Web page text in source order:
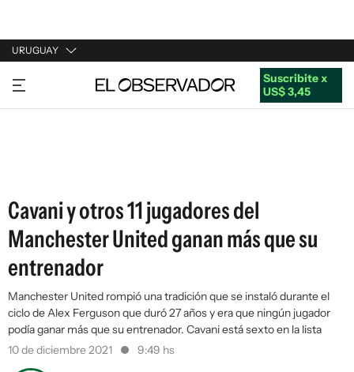
URUGUAY
URUGUAY
ARGENTINA
Suscribite x
US$ 3,45
Cavani y otros 11 jugadores del
Manchester United ganan más que su
entrenador
Manchester United rompió una tradición que se instaló durante el
ciclo de Alex Ferguson que duró 27 años y era que ningún jugador
podía ganar más que su entrenador. Cavani está sexto en la lista
10 de diciembre 2021
9:49 hs